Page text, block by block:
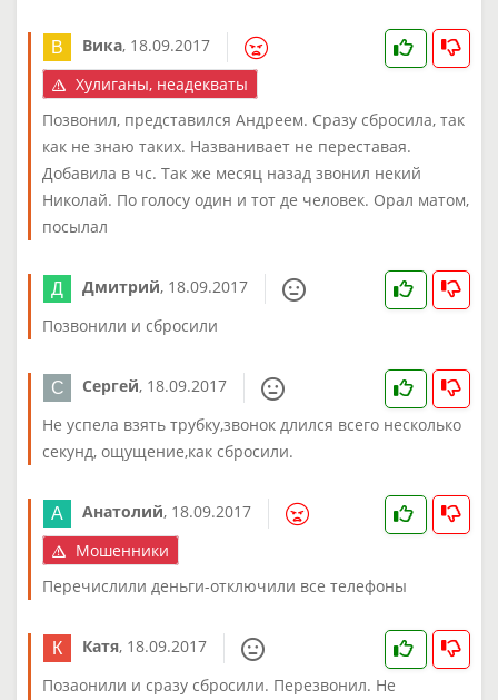
Вика, 18.09.2017
Хулиганы, неадекваты
Позвонил, представился Андреем. Сразу сбросила, так
как не знаю таких. Названивает не переставая.
Добавила в чс. Так же месяц назад звонил некий
Николай. По голосу один и тот де человек. Орал матом,
посылал
Дмитрий, 18.09.2017
Позвонили и сбросили
Сергей, 18.09.2017
Не успела взять трубку,звонок длился всего несколько
секунд, ощущение,как сбросили.
Анатолий, 18.09.2017
Мошенники
Перечислили деньги-отключили все телефоны
Катя, 18.09.2017
Позаонили и сразу сбросили. Перезвонил. Не